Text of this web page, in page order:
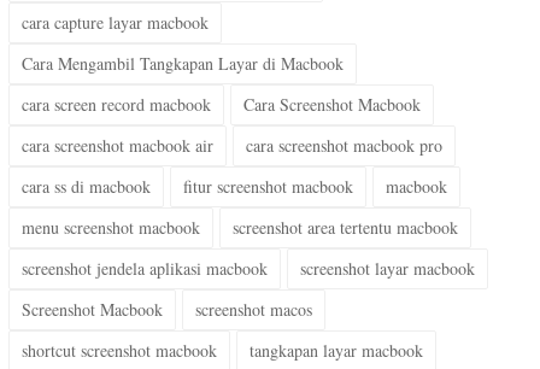
cara capture layar macbook
Cara Mengambil Tangkapan Layar di Macbook
cara screen record macbook
Cara Screenshot Macbook
cara screenshot macbook air
cara screenshot macbook pro
cara ss di macbook
fitur screenshot macbook
macbook
menu screenshot macbook
screenshot area tertentu macbook
screenshot jendela aplikasi macbook
screenshot layar macbook
Screenshot Macbook
screenshot macos
shortcut screenshot macbook
tangkapan layar macbook